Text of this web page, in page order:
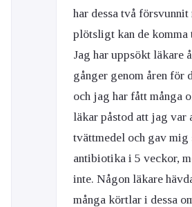
har dessa två försvunnit
plötsligt kan de
Jag har uppsökt läkare
gånger genom åren för
och jag har fått många
läkar påstod att jag var
tvättmedel och gav
antibiotika i 5 veckor,
inte. Någon läkare
många körtlar i dessa